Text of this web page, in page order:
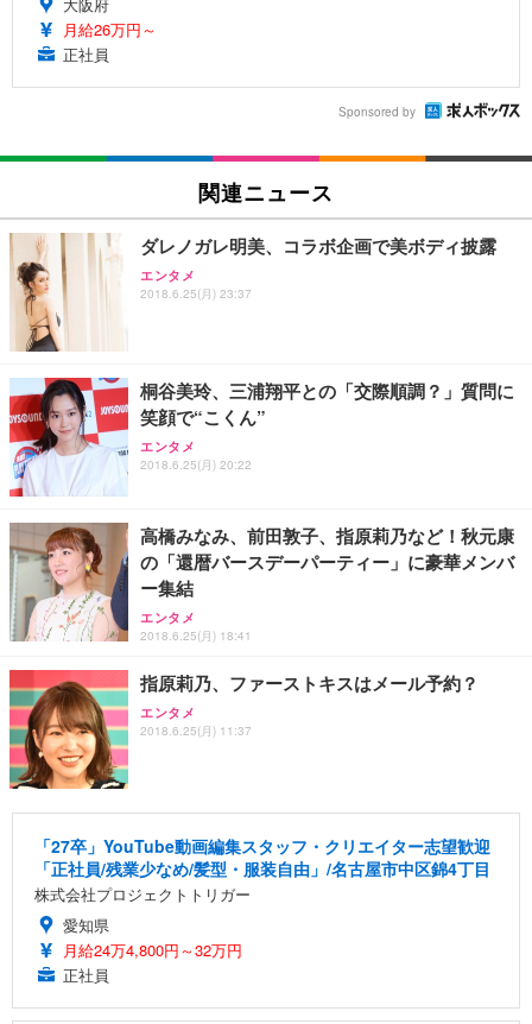
大阪府
月給26万円～
正社員
Sponsored by
関連ニュース
ダレノガレ明美、コラボ企画で美ボディ披露
エンタメ
2018.6.25(月) 23:37
桐谷美玲、三浦翔平との「交際順調？」質問に
笑顔で“こくん”
エンタメ
2018.6.25(月) 20:22
高橋みなみ、前田敦子、指原莉乃など！秋元康
の「還暦バースデーパーティー」に豪華メンバ
ー集結
エンタメ
2018.6.25(月) 18:41
指原莉乃、ファーストキスはメール予約？
エンタメ
2018.6.25(月) 11:37
「27卒」YouTube動画編集スタッフ・クリエイター志望歓迎
「正社員/残業少なめ/髪型・服装自由」/名古屋市中区錦4丁目
株式会社プロジェクトトリガー
愛知県
月給24万4,800円～32万円
正社員